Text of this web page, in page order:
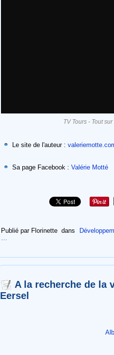
TV Tours - Tout
Le site de l'auteur :
Sa page Facebook : Valérie Motté
Publié par Florinette dans
A la recherche de la
Eersel